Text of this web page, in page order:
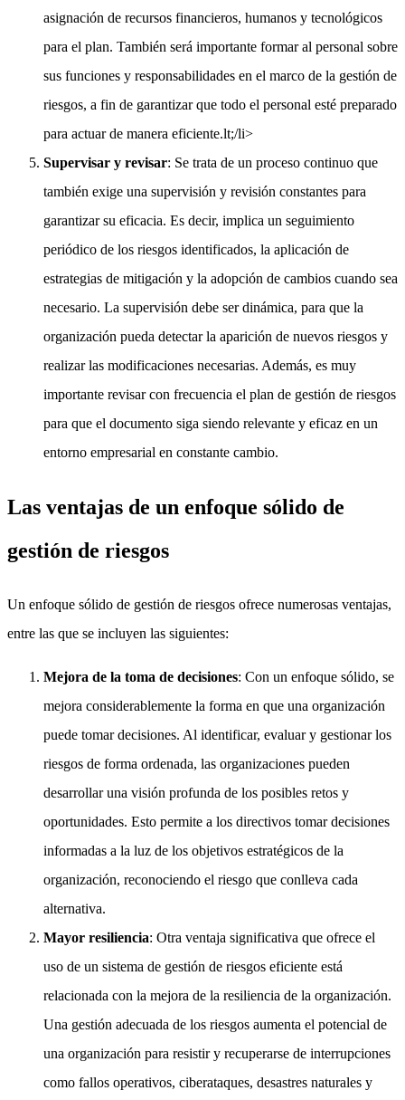
asignación de recursos financieros, humanos y tecnológicos
para el plan. También será importante formar al personal sobre
sus funciones y responsabilidades en el marco de la gestión de
riesgos, a fin de garantizar que todo el personal esté preparado
para actuar de manera eficiente.lt;/li>
Supervisar y revisar: Se trata de un proceso continuo que
también exige una supervisión y revisión constantes para
garantizar su eficacia. Es decir, implica un seguimiento
periódico de los riesgos identificados, la aplicación de
estrategias de mitigación y la adopción de cambios cuando sea
necesario. La supervisión debe ser dinámica, para que la
organización pueda detectar la aparición de nuevos riesgos y
realizar las modificaciones necesarias. Además, es muy
importante revisar con frecuencia el plan de gestión de riesgos
para que el documento siga siendo relevante y eficaz en un
entorno empresarial en constante cambio.
Las ventajas de un enfoque sólido de
gestión de riesgos
Un enfoque sólido de gestión de riesgos ofrece numerosas ventajas,
entre las que se incluyen las siguientes:
Mejora de la toma de decisiones: Con un enfoque sólido, se
mejora considerablemente la forma en que una organización
puede tomar decisiones. Al identificar, evaluar y gestionar los
riesgos de forma ordenada, las organizaciones pueden
desarrollar una visión profunda de los posibles retos y
oportunidades. Esto permite a los directivos tomar decisiones
informadas a la luz de los objetivos estratégicos de la
organización, reconociendo el riesgo que conlleva cada
alternativa.
Mayor resiliencia: Otra ventaja significativa que ofrece el
uso de un sistema de gestión de riesgos eficiente está
relacionada con la mejora de la resiliencia de la organización.
Una gestión adecuada de los riesgos aumenta el potencial de
una organización para resistir y recuperarse de interrupciones
como fallos operativos, ciberataques, desastres naturales y